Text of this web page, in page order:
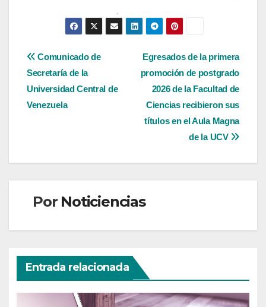
Navegación
de
entradas
Egresados de la primera
promoción de postgrado
2026 de la Facultad de
Ciencias recibieron sus
títulos en el Aula Magna
de la UCV
Comunicado de
Secretaría de la
Universidad Central de
Venezuela
Por Noticiencias
Entrada relacionada